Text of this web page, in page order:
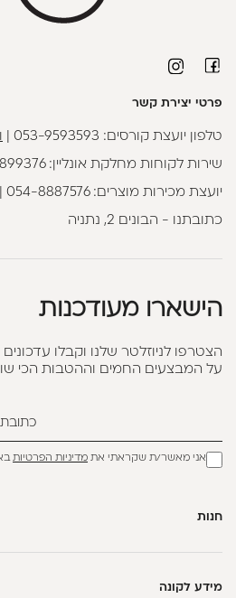
פרטי יצירת קשר
טלפון יועצת קורסים: 053-9593593
שירות לקוחות מחלקת אונליין:
יועצת מכירות מוצרים:054-8887576
כתובתנו - הבונים 2, נתניה
הישארו מעודכנות
הצטרפו לניוזלטר שלנו וקבלו עדכונים
על המבצעים החמים וההטבות הכי
אני מאשר/ת שקראתי את מדיניות הפרטיות
חנות
מידע לקונה